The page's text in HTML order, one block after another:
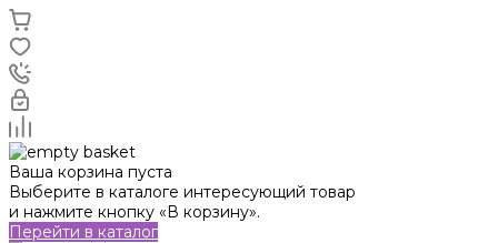
Ваша корзина пуста
Выберите в каталоге интересующий товар
и нажмите кнопку «В корзину».
Перейти в каталог